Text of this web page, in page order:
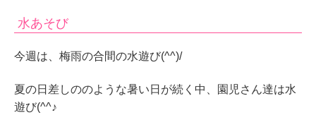
山
田
南
水あそび
今週は、梅雨の合間の水遊び(^^)/
夏の日差しののような暑い日が続く中、園児さん達は水
遊び(^^♪